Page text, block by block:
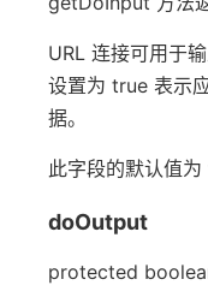
URL 连接可用于
设置为 true 表示
据。
此字段的默认值为
doOutput
protected